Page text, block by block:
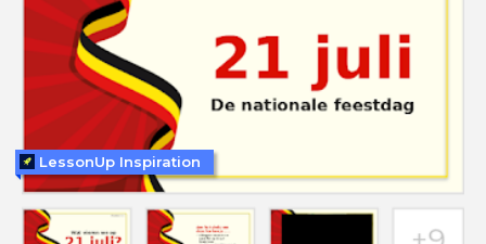
LessonUp Inspiration